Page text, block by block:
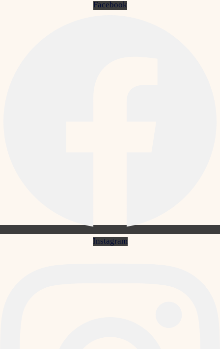
Facebook
Instagram